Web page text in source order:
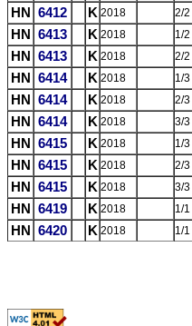
HN 6412 K 2018 2/2
HN 6413 K 2018 1/2
HN 6413 K 2018 2/2
HN 6414 K 2018 1/3
HN 6414 K 2018 2/3
HN 6414 K 2018 3/3
HN 6415 K 2018 1/3
HN 6415 K 2018 2/3
HN 6415 K 2018 3/3
HN 6419 K 2018 1/1
HN 6420 K 2018 1/1